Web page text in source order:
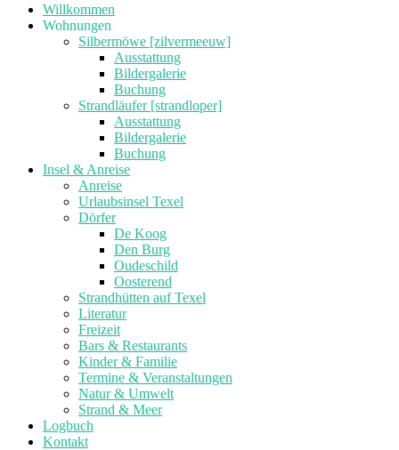
Willkommen
Wohnungen
Silbermöwe [zilvermeeuw]
Ausstattung
Bildergalerie
Buchung
Strandläufer [strandloper]
Ausstattung
Bildergalerie
Buchung
Insel & Anreise
Anreise
Urlaubsinsel Texel
Dörfer
De Koog
Den Burg
Oudeschild
Oosterend
Strandhütten auf Texel
Literatur
Freizeit
Bars & Restaurants
Kinder & Familie
Termine & Veranstaltungen
Natur & Umwelt
Strand & Meer
Logbuch
Kontakt